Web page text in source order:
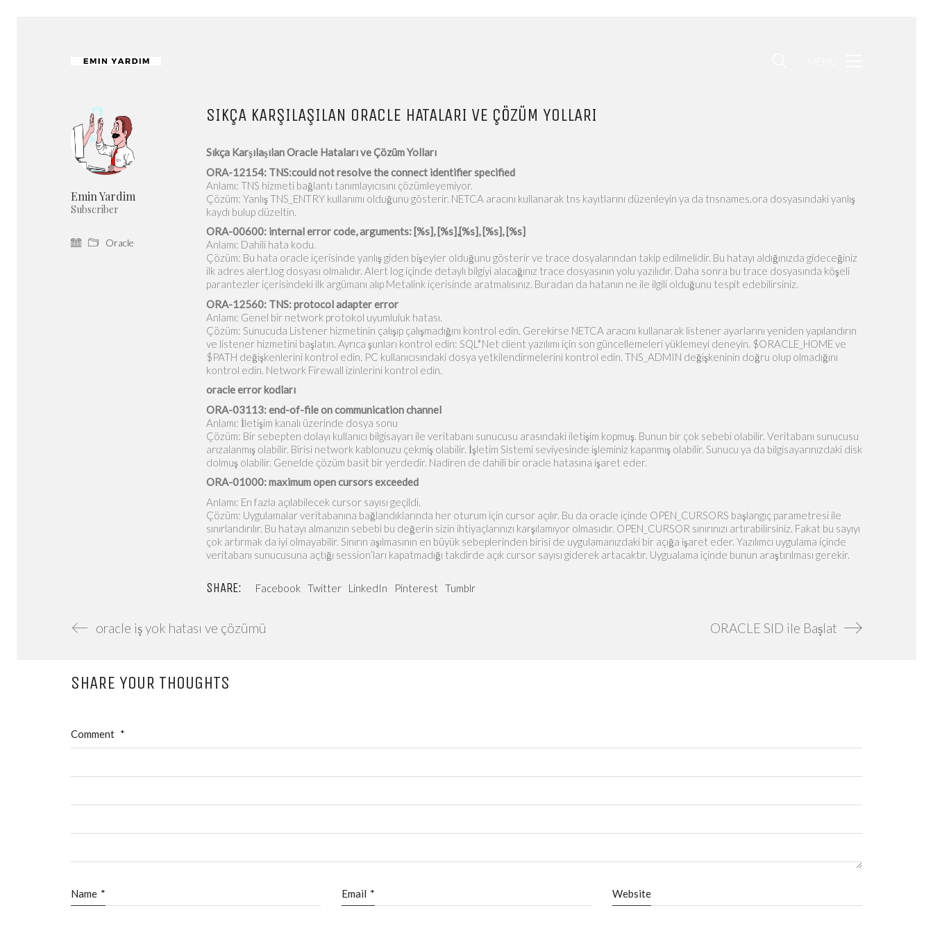
SIKÇA KARŞILAŞILAN ORACLE HATALARI VE ÇÖZÜM YOLLARI
Sıkça Karşılaşılan Oracle Hataları ve Çözüm Yolları
ORA-12154: TNS:could not resolve the connect identifier specified
Anlamı: TNS hizmeti bağlantı tanımlayıcısını çözümleyemiyor.
Çözüm: Yanlış TNS_ENTRY kullanımı olduğunu gösterir. NETCA aracını kullanarak tns kayıtlarını düzenleyin ya da tnsnames.ora dosyasındaki yanlış
kaydı bulup düzeltin.
ORA-00600: internal error code, arguments: [%s], [%s],[%s], [%s], [%s]
Anlamı: Dahili hata kodu.
Çözüm: Bu hata oracle içerisinde yanlış giden bişeyler olduğunu gösterir ve trace dosyalarından takip edilmelidir. Bu hatayı aldığınızda gideceğiniz
ilk adres alert.log dosyası olmalıdır. Alert log içinde detaylı bilgiyi alacağınız trace dosyasının yolu yazılıdır. Daha sonra bu trace dosyasında köşeli
parantezler içerisindeki ilk argümanı alıp Metalink içerisinde aratmalısınız. Buradan da hatanın ne ile ilgili olduğunu tespit edebilirsiniz.
ORA-12560: TNS: protocol adapter error
Anlamı: Genel bir network protokol uyumluluk hatası.
Çözüm: Sunucuda Listener hizmetinin çalışıp çalışmadığını kontrol edin. Gerekirse NETCA aracını kullanarak listener ayarlarını yeniden yapılandırın
ve listener hizmetini başlatın. Ayrıca şunları kontrol edin: SQL*Net client yazılımı için son güncellemeleri yüklemeyi deneyin. $ORACLE_HOME ve
$PATH değişkenlerini kontrol edin. PC kullanıcısındaki dosya yetkilendirmelerini kontrol edin. TNS_ADMIN değişkeninin doğru olup olmadığını
kontrol edin. Network Firewall izinlerini kontrol edin.
oracle error kodları
ORA-03113: end-of-file on communication channel
Anlamı: İletişim kanalı üzerinde dosya sonu
Çözüm: Bir sebepten dolayı kullanıcı bilgisayarı ile veritabanı sunucusu arasındaki iletişim kopmuş. Bunun bir çok sebebi olabilir. Veritabanı sunucusu
arızalanmış olabilir. Birisi network kablonuzu çekmiş olabilir. İşletim Sistemi seviyesinde işleminiz kapanmış olabilir. Sunucu ya da bilgisayarınızdaki disk
dolmuş olabilir. Genelde çözüm basit bir yerdedir. Nadiren de dahili bir oracle hatasına işaret eder.
ORA-01000: maximum open cursors exceeded
Anlamı: En fazla açılabilecek cursor sayısı geçildi.
Çözüm: Uygulamalar veritabanına bağlandıklarında her oturum için cursor açılır. Bu da oracle içinde OPEN_CURSORS başlangıç parametresi ile
sınırlandırılır. Bu hatayı almanızın sebebi bu değerin sizin ihtiyaçlarınızı karşılamıyor olmasıdır. OPEN_CURSOR sınırınızı artırabilirsiniz. Fakat bu sayıyı
çok artırmak da iyi olmayabilir. Sınırın aşılmasının en büyük sebeplerinden birisi de uygulamanızdaki bir açığa işaret eder. Yazılımcı uygulama içinde
veritabanı sunucusuna açtığı session’ları kapatmadığı takdirde açık cursor sayısı giderek artacaktır. Uygualama içinde bunun araştırılması gerekir.
SHARE: Facebook Twitter LinkedIn Pinterest Tumblr
Emin Yardim
Subscriber
Oracle
oracle iş yok hatası ve çözümü ORACLE SID ile Başlat
SHARE YOUR THOUGHTS
Comment *
Name * Email * Website